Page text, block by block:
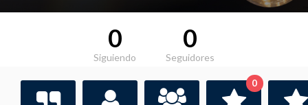
0
Siguiendo
0
Seguidores
0